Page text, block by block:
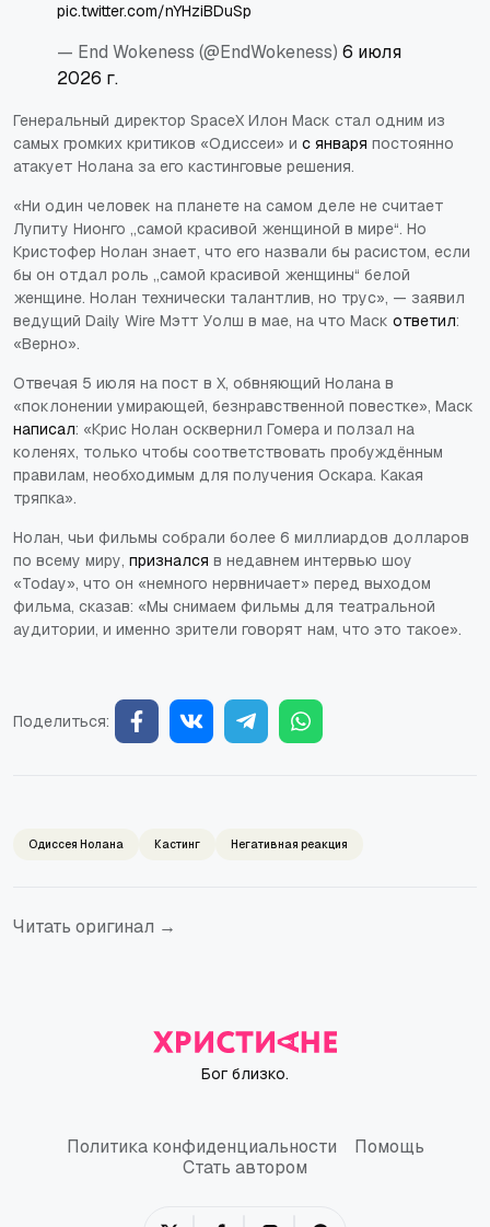
pic.twitter.com/nYHziBDuSp
— End Wokeness (@EndWokeness) 6 июля
2026 г.
Генеральный директор SpaceX Илон Маск стал одним из
самых громких критиков «Одиссеи» и с января постоянно
атакует Нолана за его кастинговые решения.
«Ни один человек на планете на самом деле не считает
Лупиту Нионго „самой красивой женщиной в мире“. Но
Кристофер Нолан знает, что его назвали бы расистом, если
бы он отдал роль „самой красивой женщины“ белой
женщине. Нолан технически талантлив, но трус», — заявил
ведущий Daily Wire Мэтт Уолш в мае, на что Маск ответил:
«Верно».
Отвечая 5 июля на пост в X, обвняющий Нолана в
«поклонении умирающей, безнравственной повестке», Маск
написал: «Крис Нолан осквернил Гомера и ползал на
коленях, только чтобы соответствовать пробуждённым
правилам, необходимым для получения Оскара. Какая
тряпка».
Нолан, чьи фильмы собрали более 6 миллиардов долларов
по всему миру, признался в недавнем интервью шоу
«Today», что он «немного нервничает» перед выходом
фильма, сказав: «Мы снимаем фильмы для театральной
аудитории, и именно зрители говорят нам, что это такое».
Поделиться:
Одиссея Нолана Кастинг Негативная реакция
Читать оригинал →
Бог близко.
Политика конфиденциальности
Политика конфиденциальности
Помощь
Стать автором